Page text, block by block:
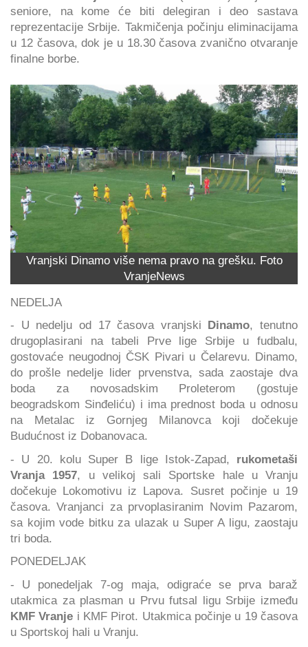
seniore, na kome će biti delegiran i deo sastava
reprezentacije Srbije. Takmičenja počinju eliminacijama
u 12 časova, dok je u 18.30 časova zvanično otvaranje
finalne borbe.
Vranjski Dinamo više nema pravo na grešku. Foto
VranjeNews
NEDELJA
- U nedelju od 17 časova vranjski Dinamo, tenutno
drugoplasirani na tabeli Prve lige Srbije u fudbalu,
gostovaće neugodnoj ČSK Pivari u Čelarevu. Dinamo,
do prošle nedelje lider prvenstva, sada zaostaje dva
boda za novosadskim Proleterom (gostuje
beogradskom Sinđeliću) i ima prednost boda u odnosu
na Metalac iz Gornjeg Milanovca koji dočekuje
Budućnost iz Dobanovaca.
- U 20. kolu Super B lige Istok-Zapad, rukometaši
Vranja 1957, u velikoj sali Sportske hale u Vranju
dočekuje Lokomotivu iz Lapova. Susret počinje u 19
časova. Vranjanci za prvoplasiranim Novim Pazarom,
sa kojim vode bitku za ulazak u Super A ligu, zaostaju
tri boda.
PONEDELJAK
- U ponedeljak 7-og maja, odigraće se prva baraž
utakmica za plasman u Prvu futsal ligu Srbije između
KMF Vranje i KMF Pirot. Utakmica počinje u 19 časova
u Sportskoj hali u Vranju.